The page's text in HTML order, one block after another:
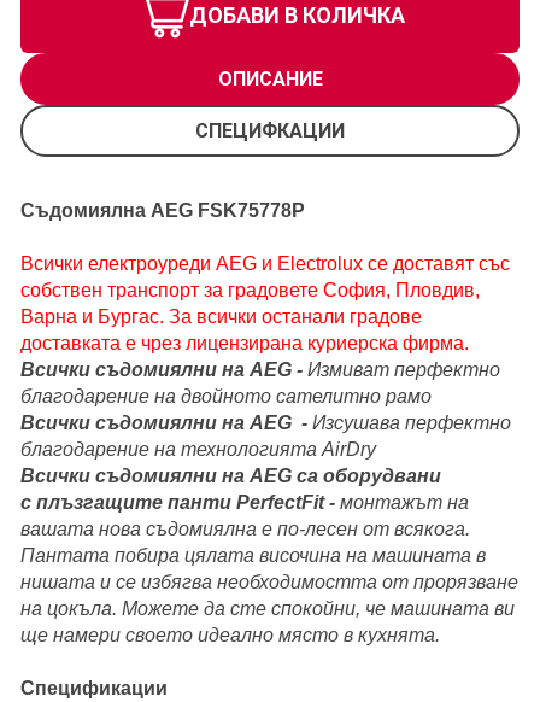
ДОБАВИ В КОЛИЧКА
ОПИСАНИЕ
СПЕЦИФКАЦИИ
Съдомиялна AEG FSK75778P
Всички електроуреди AEG и Electrolux се доставят със
собствен транспорт за градовете София, Пловдив,
Варна и Бургас. За всички останали градове
доставката е чрез лицензирана куриерска фирма.
Всички съдомиялни на AEG - Измиват перфектно
благодарение на двойното сателитно рамо
Всички съдомиялни на AEG - Изсушава перфектно
благодарение на технологията AirDry
Всички съдомиялни на AEG са оборудвани
с плъзгащите панти PerfectFit - монтажът на
вашата нова съдомиялна е по-лесен от всякога.
Пантата побира цялата височина на машината в
нишата и се избягва необходимостта от прорязване
на цокъла. Можете да сте спокойни, че машината ви
ще намери своето идеално място в кухнята.
Спецификации